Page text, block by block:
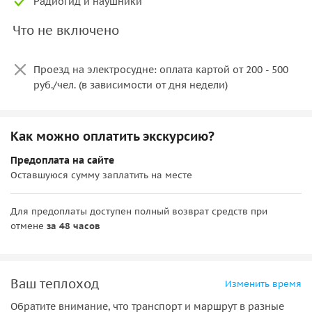
кварталом.
экскурсия по территории Крутицкого подворья!
(для мини-групп)
огромного мегаполиса сохранило многовековую историю
и архитектурный комплекс 17 века.
и вспомним особую миссию
«Крутиц» в истории страны. Среди старинных храмов и
Что не включено
Проезд на электросудне: оплата картой от 200 - 500
руб./чел. (в зависимости от дня недели)
Как можно оплатить экскурсию?
Предоплата на сайте
Оставшуюся сумму заплатить на месте
Для предоплаты доступен полный возврат средств при
отмене за 48 часов
Ваш теплоход Изменить время
Обратите внимание, что транспорт и маршрут в разные